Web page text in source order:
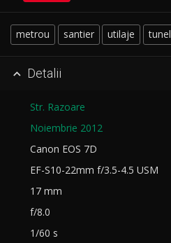
metrou santier utilaje tunel
 Detalii
Str. Razoare
Noiembrie 2012
Canon EOS 7D
EF-S10-22mm f/3.5-4.5 USM
17 mm
f/8.0
1/60 s